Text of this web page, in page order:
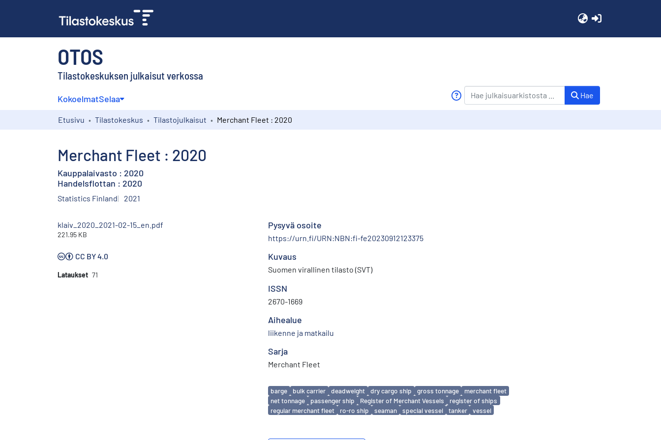
OTOS
Tilastokeskuksen julkaisut verkossa
KokoelmatSelaa Hae
Etusivu Tilastokeskus Tilastojulkaisut Merchant Fleet : 2020
Merchant Fleet : 2020
Kauppalaivasto : 2020
Handelsflottan : 2020
Statistics Finland 2021
klaiv_2020_2021-02-15_en.pdf
221.95 KB
CC BY 4.0
Lataukset 71
Pysyvä osoite
https://urn.fi/URN:NBN:fi-fe20230912123375
Kuvaus
Suomen virallinen tilasto (SVT)
ISSN
2670-1669
Aihealue
liikenne ja matkailu
Sarja
Merchant Fleet
Avainsanat
barge bulk carrier deadweight dry cargo ship gross tonnage
merchant fleet
net tonnage
passenger ship Register of Merchant Vessels
register of ships
regular merchant fleet
ro-ro ship seaman special vessel tanker vessel